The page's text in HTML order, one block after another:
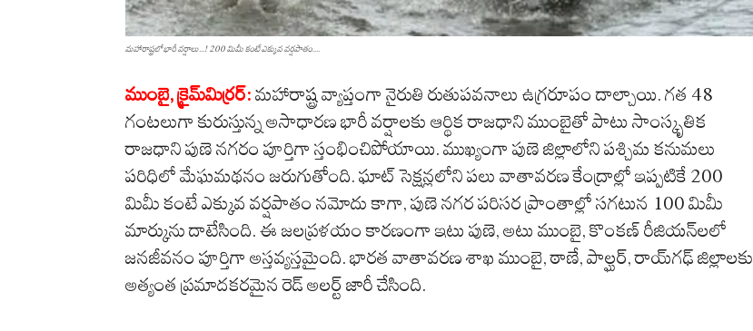
మహారాష్ట్రలో భారీ వ‌ర్షాలు...! 200 మిమీ కంటే ఎక్కువ వ‌ర్ష‌పాతం....
ముంబై, క్రైమ్‌మిర్ర‌ర్‌: మహారాష్ట్ర వ్యాప్తంగా నైరుతి రుతుపవనాలు ఉగ్రరూపం దాల్చాయి. గత 48
గంటలుగా కురుస్తున్న అసాధారణ భారీ వర్షాలకు ఆర్థిక రాజధాని ముంబైతో పాటు సాంస్కృతిక
రాజధాని పుణె నగరం పూర్తిగా స్తంభించిపోయాయి. ముఖ్యంగా పుణె జిల్లాలోని పశ్చిమ కనుమలు
పరిధిలో మేఘమథనం జరుగుతోంది. ఘాట్ సెక్షన్లలోని పలు వాతావరణ కేంద్రాల్లో ఇప్పటికే 200
మిమీ కంటే ఎక్కువ వర్షపాతం నమోదు కాగా, పుణె నగర పరిసర ప్రాంతాల్లో సగటున 100 మిమీ
మార్కును దాటేసింది. ఈ జలప్రళయం కారణంగా ఇటు పుణె, అటు ముంబై, కొంకణ్ రీజియన్‌లలో
జనజీవనం పూర్తిగా అస్తవ్యస్తమైంది. భారత వాతావరణ శాఖ ముంబై, ఠాణే, పాల్ఘర్, రాయ్‌గఢ్ జిల్లాలకు
అత్యంత ప్రమాదకరమైన రెడ్ అలర్ట్ జారీ చేసింది.